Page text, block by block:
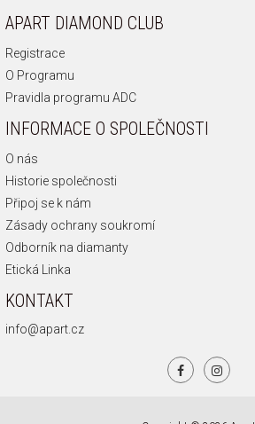
APART DIAMOND CLUB
Registrace
O Programu
Pravidla programu ADC
INFORMACE O SPOLEČNOSTI
O nás
Historie společnosti
Připoj se k nám
Zásady ochrany soukromí
Odborník na diamanty
Etická Linka
KONTAKT
info@apart.cz